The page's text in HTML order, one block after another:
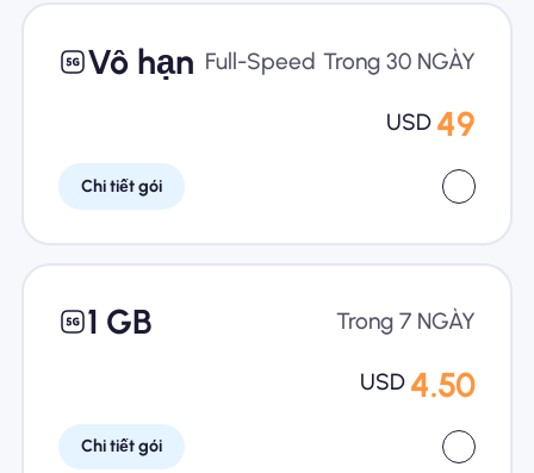
Vô hạn Full-Speed Trong 30 NGÀY
USD 49
Chi tiết gói
1 GB Trong 7 NGÀY
USD 4.50
Chi tiết gói